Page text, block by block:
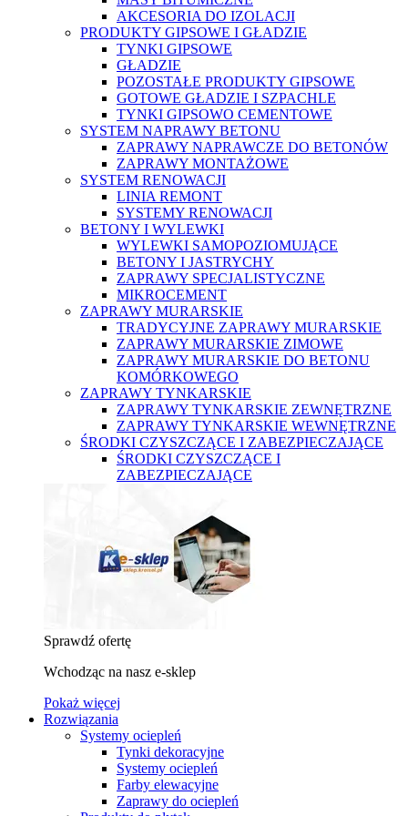
AKCESORIA DO IZOLACJI
PRODUKTY GIPSOWE I GŁADZIE
TYNKI GIPSOWE
GŁADZIE
POZOSTAŁE PRODUKTY GIPSOWE
GOTOWE GŁADZIE I SZPACHLE
TYNKI GIPSOWO CEMENTOWE
SYSTEM NAPRAWY BETONU
ZAPRAWY NAPRAWCZE DO BETONÓW
ZAPRAWY MONTAŻOWE
SYSTEM RENOWACJI
LINIA REMONT
SYSTEMY RENOWACJI
BETONY I WYLEWKI
WYLEWKI SAMOPOZIOMUJĄCE
BETONY I JASTRYCHY
ZAPRAWY SPECJALISTYCZNE
MIKROCEMENT
ZAPRAWY MURARSKIE
TRADYCYJNE ZAPRAWY MURARSKIE
ZAPRAWY MURARSKIE ZIMOWE
ZAPRAWY MURARSKIE DO BETONU
KOMÓRKOWEGO
ZAPRAWY TYNKARSKIE
ZAPRAWY TYNKARSKIE ZEWNĘTRZNE
ZAPRAWY TYNKARSKIE WEWNĘTRZNE
ŚRODKI CZYSZCZĄCE I ZABEZPIECZAJĄCE
ŚRODKI CZYSZCZĄCE I
ZABEZPIECZAJĄCE
Sprawdź ofertę
Wchodząc na nasz e-sklep
Pokaż więcej
Rozwiązania
Systemy ociepleń
Tynki dekoracyjne
Systemy ociepleń
Farby elewacyjne
Zaprawy do ociepleń